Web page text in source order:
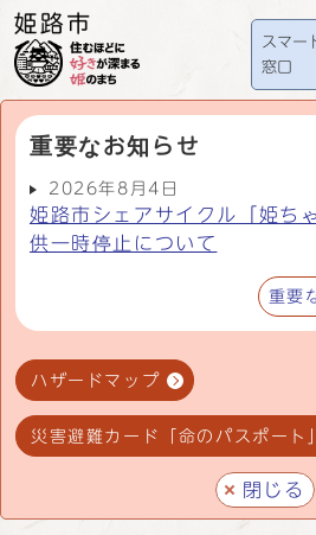
スマー
窓口
重要なお知らせ
2026年8月4日
姫路市シェアサイクル「姫ち
供一時停止について
重要
ハザードマップ
災害避難カード「命のパスポート
閉じる